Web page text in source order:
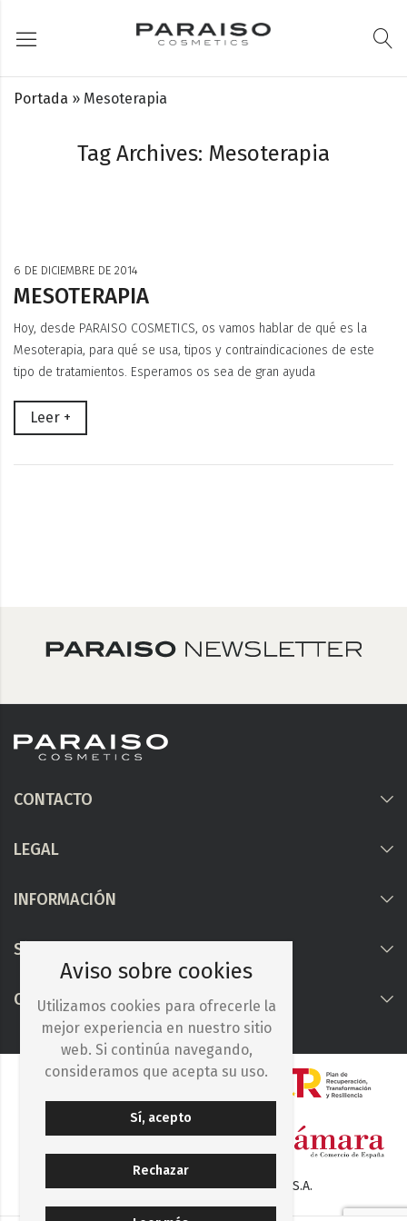
Tag Archives: Mesoterapia
Portada » Mesoterapia
6 DE DICIEMBRE DE 2014
MESOTERAPIA
Hoy, desde PARAISO COSMETICS, os vamos hablar de qué es la
Mesoterapia, para qué se usa, tipos y contraindicaciones de este
tipo de tratamientos. Esperamos os sea de gran ayuda
Leer +
CONTACTO
LEGAL
INFORMACIÓN
Síguenos
COLABORAMOS CON
© 2025. Iberocelulosa Madrileña, S.A.
Aviso sobre cookies
Utilizamos cookies para ofrecerle la
mejor experiencia en nuestro sitio
web. Si continúa navegando,
consideramos que acepta su uso.
Sí, acepto
Rechazar